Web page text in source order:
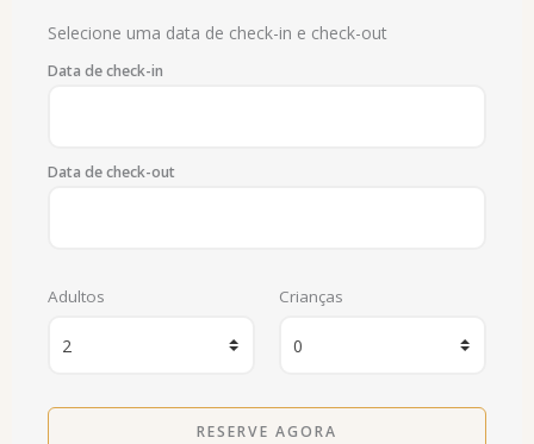
Selecione uma data de check-in e check-out
Data de check-in
Data de check-out
Adultos Crianças